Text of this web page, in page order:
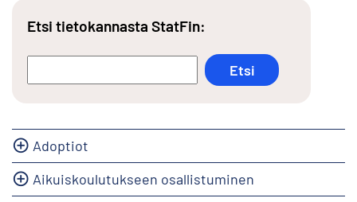
Etsi tietokannasta StatFin:
Adoptiot
Aikuiskoulutukseen osallistuminen